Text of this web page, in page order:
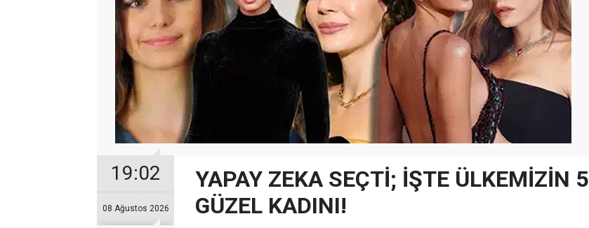
19:02
08 Ağustos 2026
YAPAY ZEKA SEÇTİ; İŞTE ÜLKEMİZİN 5
GÜZEL KADINI!